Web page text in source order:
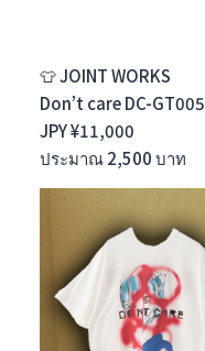
👕 JOINT WORKS
Don’t care DC-GT005
JPY ¥11,000
ประมาณ 2,500 บาท